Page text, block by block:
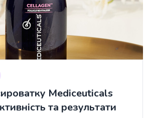
Mediceuticals
та результати